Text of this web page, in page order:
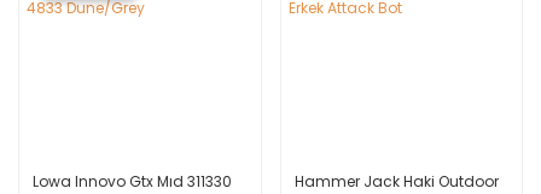
Lowa Innovo Gtx Mıd 311330
Hammer Jack Haki Outdoor